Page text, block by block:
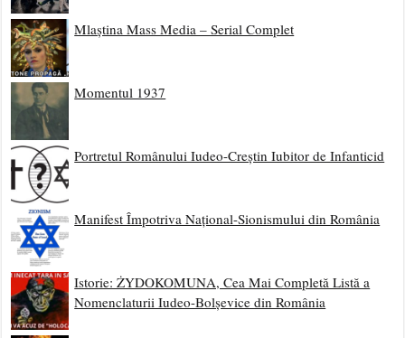
Mlaștina Mass Media – Serial Complet
Momentul 1937
Portretul Românului Iudeo-Creștin Iubitor de Infanticid
Manifest Împotriva Național-Sionismului din România
Istorie: ŻYDOKOMUNA, Cea Mai Completă Listă a
Nomenclaturii Iudeo-Bolșevice din România